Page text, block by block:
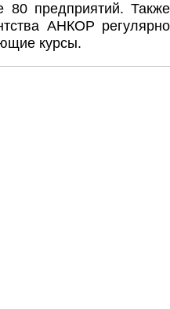
80 предприятий. Также
АНКОР регулярно
курсы.